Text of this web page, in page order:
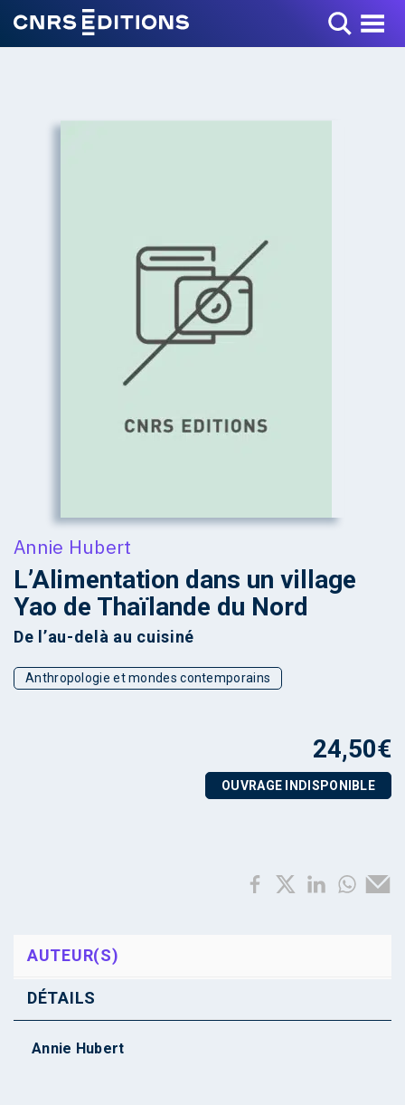
Toggle Menu
Annie Hubert
L’Alimentation dans un village
Yao de Thaïlande du Nord
De l’au-delà au cuisiné
Anthropologie et mondes contemporains
24,50€
OUVRAGE INDISPONIBLE
AUTEUR(S)
DÉTAILS
Annie Hubert